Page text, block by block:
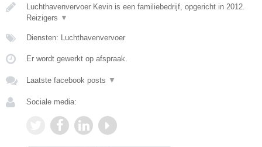
Luchthavenvervoer Kevin is een familiebedrijf, opgericht in 2012.
Reizigers ▼
Diensten: Luchthavenvervoer
Er wordt gewerkt op afspraak.
Laatste facebook posts ▼
Sociale media: